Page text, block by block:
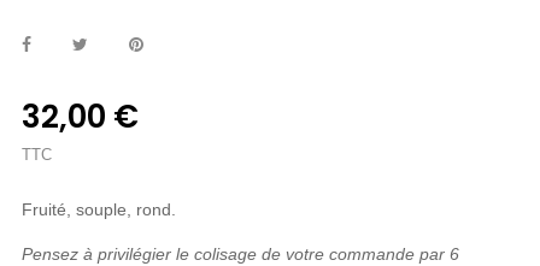
32,00 €
TTC
Fruité, souple, rond.
Pensez à privilégier le colisage de votre commande par 6